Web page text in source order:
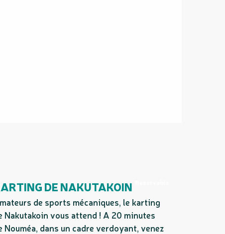
DE NAKUTAKOIN
de sports mécaniques, le karting
Nakutakoin vous attend ! A 20 minutes
Nouméa, dans un cadre verdoyant, venez